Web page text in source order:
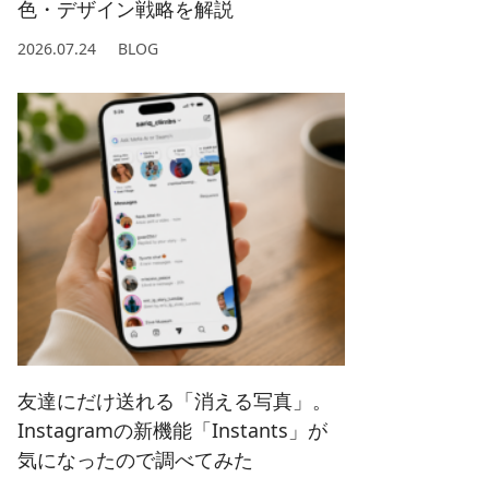
色・デザイン戦略を解説
2026.07.24 BLOG
友達にだけ送れる「消える写真」。
Instagramの新機能「Instants」が
気になったので調べてみた